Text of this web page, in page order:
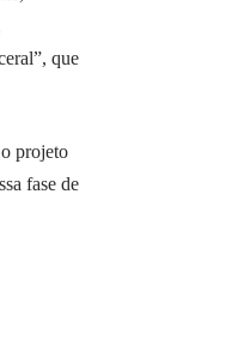
que
projeto
fase de